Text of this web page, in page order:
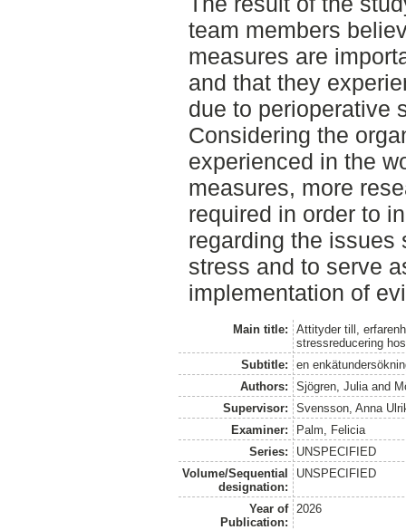
team members
measures are
and that they
due to perioperative
Considering the
experienced in the
measures, more
required in order to
regarding the issues
stress and to serve
implementation of
Main title:
Attityder till,
stressreducering
Subtitle:
en
Authors:
Sjögren, Julia and
Supervisor:
Svensson, Anna
Examiner:
Palm, Felicia
Series:
UNSPECIFIED
Volume/Sequential
designation:
UNSPECIFIED
Year of
Publication:
2026